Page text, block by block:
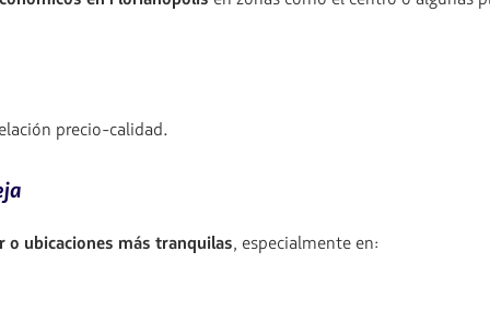
precio-calidad.
o ubicaciones más tranquilas, especialmente en: